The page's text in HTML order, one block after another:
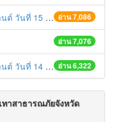
อ่าน 7,086
เมษายน 2558
อ่าน 7,076
อ่าน 6,322
เมษายน 2558
าสาธารณภัยจังหวัด